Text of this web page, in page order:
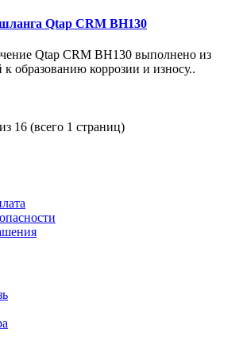
Qtap CRM BH130
Qtap CRM BH130 выполнено из
образованию коррозии и износу..
16 (всего 1 страниц)